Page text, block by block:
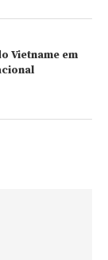
Vietname em